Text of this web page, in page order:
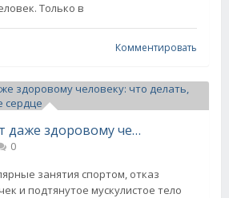
Только в
Комментировать
Инфаркт грозит даже здоровому человеку: что делать, чтобы защитить свое сердце
0
занятия спортом, отказ
и подтянутое мускулистое тело